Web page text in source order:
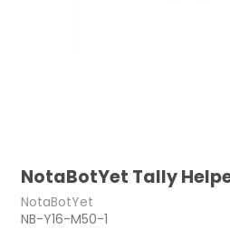
NotaBotYet Tally
NotaBotYet
NB-Y16-M50-1